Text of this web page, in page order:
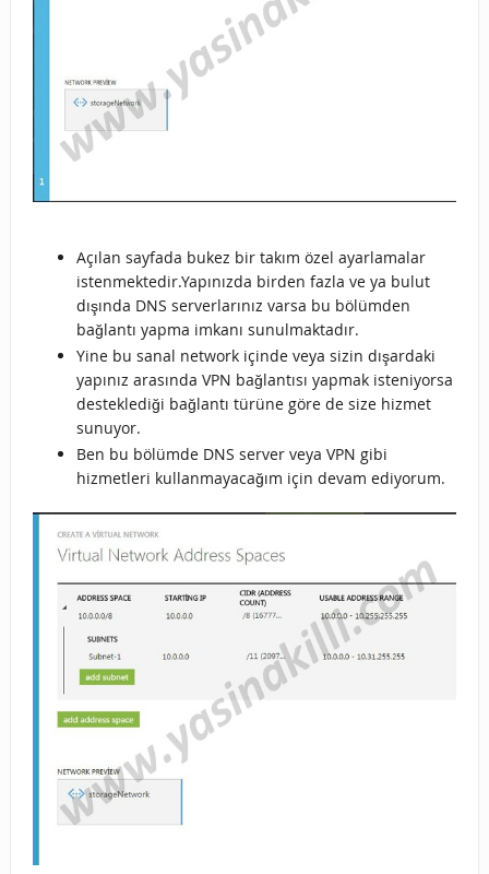
Açılan sayfada bukez bir takım özel ayarlamalar
istenmektedir.Yapınızda birden fazla ve ya bulut
dışında DNS serverlarınız varsa bu bölümden
bağlantı yapma imkanı sunulmaktadır.
Yine bu sanal network içinde veya sizin dışardaki
yapınız arasında VPN bağlantısı yapmak isteniyorsa
desteklediği bağlantı türüne göre de size hizmet
sunuyor.
Ben bu bölümde DNS server veya VPN gibi
hizmetleri kullanmayacağım için devam ediyorum.